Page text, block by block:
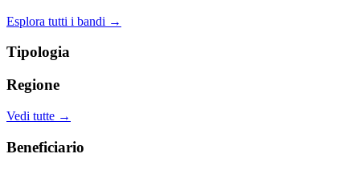
Esplora tutti i bandi →
Tipologia
Regione
Vedi tutte →
Beneficiario